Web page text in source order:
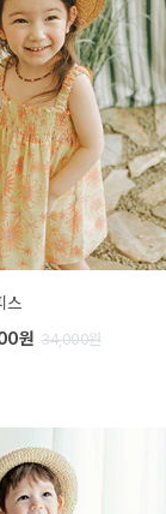
라우스
원 27,000원